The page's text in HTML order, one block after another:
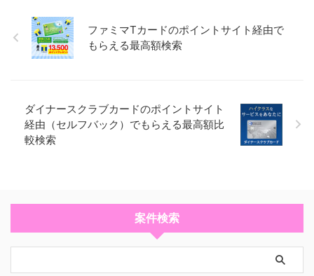
ファミマTカードのポイントサイト経由で
もらえる最高額検索
ダイナースクラブカードのポイントサイト
経由（セルフバック）でもらえる最高額比
較検索
案件検索